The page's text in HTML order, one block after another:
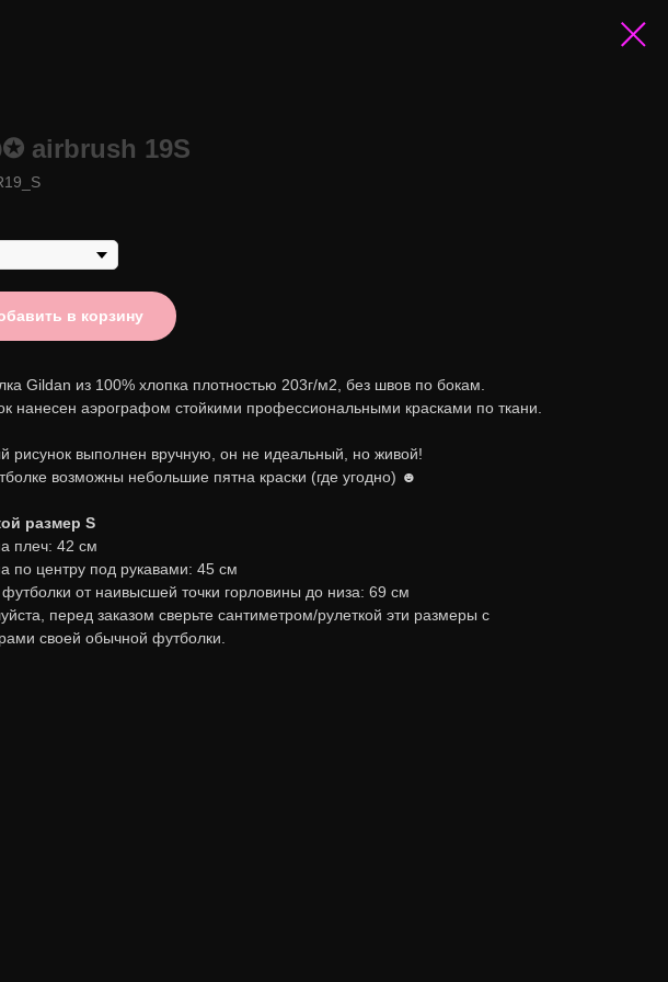
airbrush 19S
в корзину
Gildan из 100% хлопка плотностью 203г/м2, без швов по бокам.
нанесен аэрографом стойкими профессиональными красками по ткани.
рисунок выполнен вручную, он не идеальный, но живой!
возможны небольшие пятна краски (где угодно) ☻
размер S
плеч: 42 см
по центру под рукавами: 45 см
от наивысшей точки горловины до низа: 69 см
перед заказом сверьте сантиметром/рулеткой эти размеры с
своей обычной футболки.